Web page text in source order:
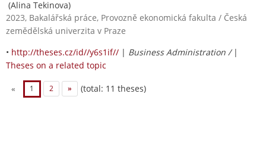
(Alina Tekinova)
2023, Bakalářská práce, Provozně ekonomická fakulta / Česká
zemědělská univerzita v Praze
• http://theses.cz/id//y6s1if// | Business Administration / |
Theses on a related topic
« 1 2 » (total: 11 theses)